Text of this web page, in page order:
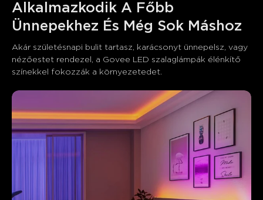
Alkalmazkodik A Főbb
Ünnepekhez És Még Sok Máshoz
Akár születésnapi bulit tartasz, karácsonyt ünnepelsz, vagy
nézőestet rendezel, a Govee LED szalaglámpák élénkítő
színekkel fokozzák a környezetedet.